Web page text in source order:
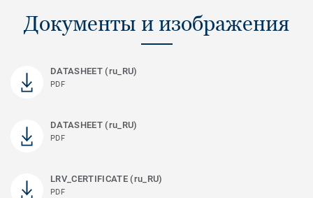
Документы и изображения
DATASHEET (ru_RU)
PDF
DATASHEET (ru_RU)
PDF
LRV_CERTIFICATE (ru_RU)
PDF